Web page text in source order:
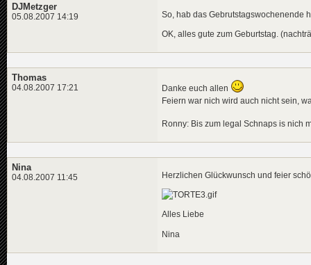
DJMetzger
05.08.2007 14:19 So, hab das Gebrutstagswochenende
OK, alles gute zum Geburtstag.
Thomas
04.08.2007 17:21
Danke euch allen
Feiern war nich wird auch nicht sein,
Ronny: Bis zum legal Schnaps is nich
Nina
04.08.2007 11:45 Herzlichen Glückwunsch und feier
Alles Liebe
Nina